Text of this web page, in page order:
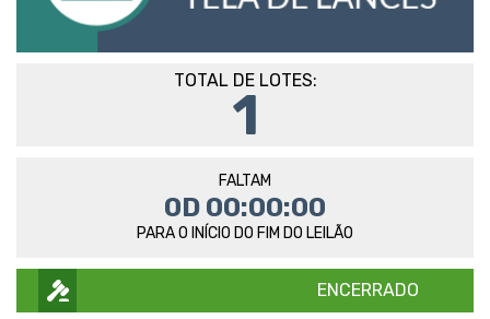
TOTAL DE LOTES:
1
FALTAM
0D 00:00:00
PARA O INÍCIO DO FIM DO LEILÃO
ENCERRADO